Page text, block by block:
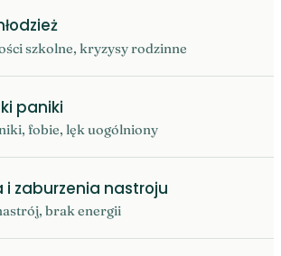
szkolne, kryzysy rodzinne
paniki
fobie, lęk uogólniony
i zaburzenia nastroju
brak energii